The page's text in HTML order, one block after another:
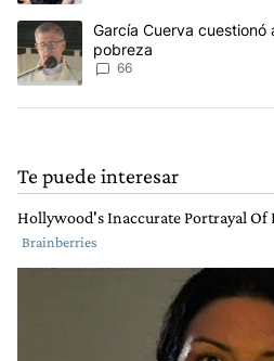
Un artículo de tendencia con el
García Cuerva cuestionó
pobreza
66